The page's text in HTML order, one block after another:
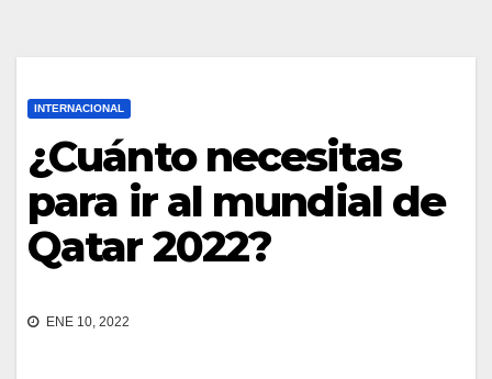
INTERNACIONAL
¿Cuánto necesitas
para ir al mundial de
Qatar 2022?
ENE 10, 2022